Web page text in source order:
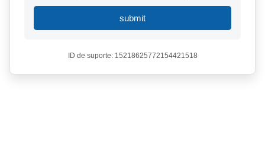
submit
ID de suporte: 15218625772154421518